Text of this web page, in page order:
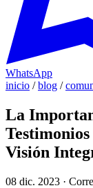
WhatsApp
inicio / blog /
La
Visión
08 dic. 2023 ·